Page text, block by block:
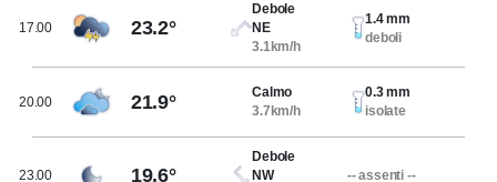
17.00 23.2°
Debole
NE
3.1km/h
1.4 mm
deboli
20.00 21.9°
Calmo
3.7km/h
0.3 mm
isolate
23.00 19.6°
Debole
NW
-- assenti --